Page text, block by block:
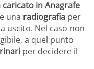
in Anagrafe
una radiografia per
uscito. Nel caso non
a quel punto
per decidere il